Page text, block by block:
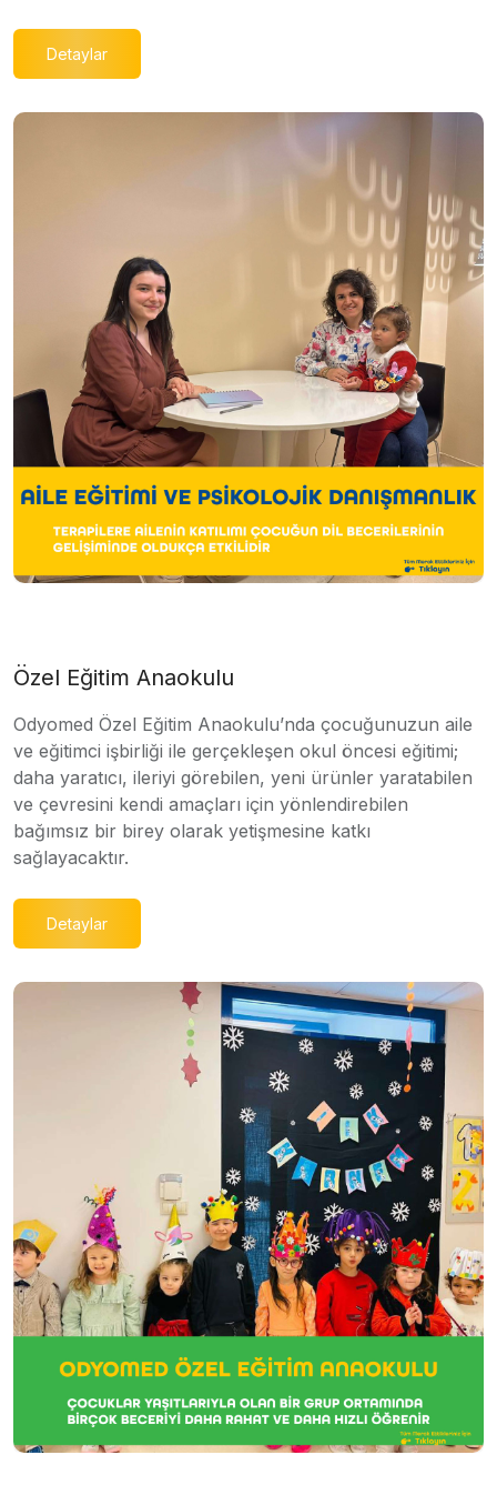
Detaylar
Özel Eğitim Anaokulu
Odyomed Özel Eğitim Anaokulu’nda çocuğunuzun aile
ve eğitimci işbirliği ile gerçekleşen okul öncesi eğitimi;
daha yaratıcı, ileriyi görebilen, yeni ürünler yaratabilen
ve çevresini kendi amaçları için yönlendirebilen
bağımsız bir birey olarak yetişmesine katkı
sağlayacaktır.
Detaylar